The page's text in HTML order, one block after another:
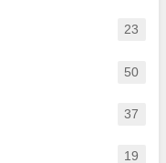
23
50
37
19